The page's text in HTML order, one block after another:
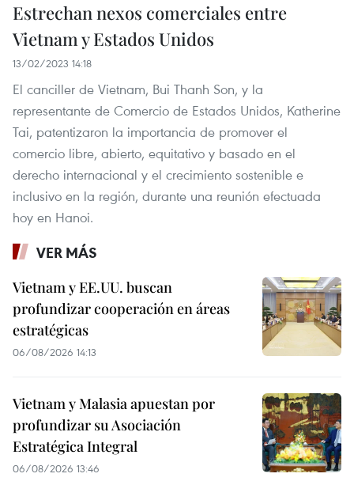
Estrechan nexos comerciales entre
Vietnam y Estados Unidos
13/02/2023 14:18
El canciller de Vietnam, Bui Thanh Son, y la
representante de Comercio de Estados Unidos, Katherine
Tai, patentizaron la importancia de promover el
comercio libre, abierto, equitativo y basado en el
derecho internacional y el crecimiento sostenible e
inclusivo en la región, durante una reunión efectuada
hoy en Hanoi.
VER MÁS
Vietnam y EE.UU. buscan
profundizar cooperación en áreas
estratégicas
06/08/2026 14:13
Vietnam y Malasia apuestan por
profundizar su Asociación
Estratégica Integral
06/08/2026 13:46